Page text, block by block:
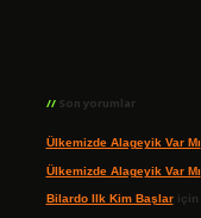
Son yorumlar
Ülkemizde Alageyik Var Mı
Ülkemizde Alageyik Var Mı
Bilardo Ilk Kim Başlariçin